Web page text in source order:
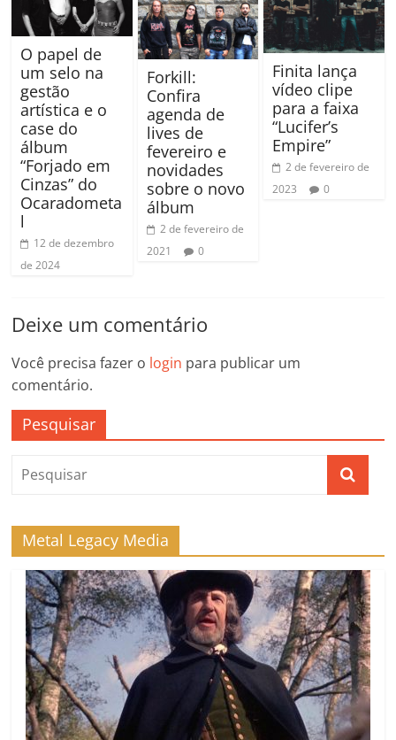
O papel de
um selo na
gestão
artística e o
case do
álbum
“Forjado em
Cinzas” do
Ocaradometa
l
12 de dezembro
de 2024
Forkill:
Confira
agenda de
lives de
fevereiro e
novidades
sobre o novo
álbum
2 de fevereiro de
2021
0
Finita lança
vídeo clipe
para a faixa
“Lucifer’s
Empire”
2 de fevereiro de
2023
0
Deixe um comentário
Você precisa fazer o login para publicar um
comentário.
Pesquisar
Metal Legacy Media